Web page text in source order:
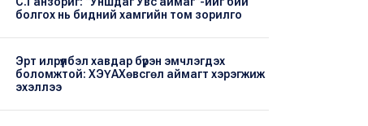
болгох нь бидний хамгийн том зорилго
Эрт илрүүлбэл хавдар бүрэн эмчлэгдэх
боломжтой: ХЭҮА​Хөвсгөл аймагт хэрэгжиж
эхэллээ